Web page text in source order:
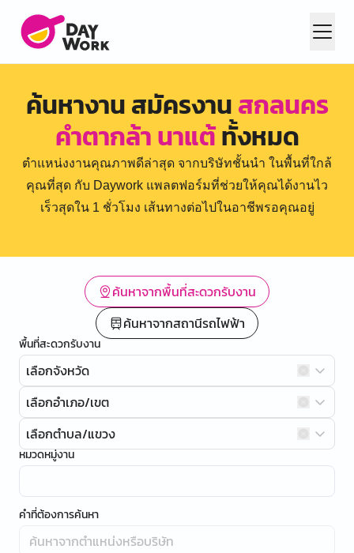
ค้นหางาน สมัครงานสกลนคร
คำตากล้า นาแต้ทั้งหมด
ตำแหน่งงานคุณภาพดีล่าสุด จากบริษัทชั้นนำ ในพื้นที่ใกล้
คุณที่สุด กับ Daywork แพลตฟอร์มที่ช่วยให้คุณได้งานไว
เร็วสุดใน 1 ชั่วโมง เส้นทางต่อไปในอาชีพรอคุณอยู่
ค้นหาจากพื้นที่สะดวกรับงาน
ค้นหาจากสถานีรถไฟฟ้า
พื้นที่สะดวกรับงาน
เลือกจังหวัด
เลือกอำเภอ/เขต
เลือกตำบล/แขวง
หมวดหมู่งาน
คำที่ต้องการค้นหา